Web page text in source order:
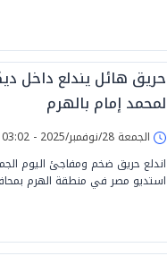
حريق هائل يندلع داخل
لمحمد إمام بالهرم
الجمعة 28/نوفمبر/2025 - 03:02 م
اندلع حريق ضخم ومفاجئ اليوم
استديو مصر في منطقة الهرم